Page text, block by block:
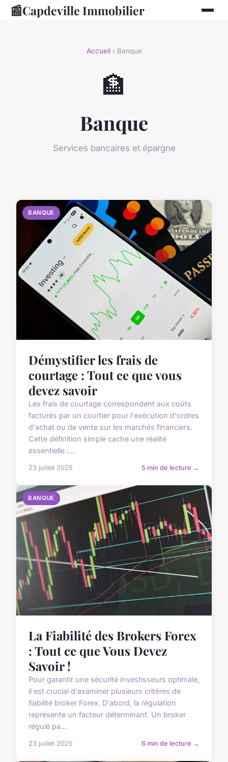
📰Capdeville Immobilier
Accueil› Banque
🏦
Banque
Services bancaires et épargne
BANQUE
Démystifier les frais de
courtage : Tout ce que vous
devez savoir
Les frais de courtage correspondent aux coûts
facturés par un courtier pour l'exécution d'ordres
d'achat ou de vente sur les marchés financiers.
Cette définition simple cache une réalité
essentielle :...
23 juillet 2025 5 min de lecture →
BANQUE
La Fiabilité des Brokers Forex
: Tout ce que Vous Devez
Savoir !
Pour garantir une sécurité investisseurs optimale,
il est crucial d'examiner plusieurs critères de
fiabilité broker Forex. D'abord, la régulation
représente un facteur déterminant. Un broker
régulé pa...
23 juillet 2025 6 min de lecture →